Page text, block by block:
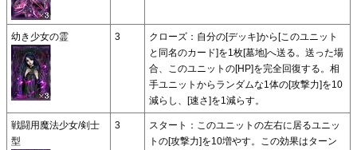
幼き少女の霊 3
クローズ：自分の[デッキ]から[このユニット
と同名のカード]を1枚[墓地]へ送る。送った場
合、このユニットの[HP]を完全回復する。相
手ユニットからランダムな1体の[攻撃力]を10
減らし、[速さ]を1減らす。
戦闘用魔法少女/剣士
型
3
スタート：このユニットの左右に居るユニッ
トの[攻撃力]を10増やす。この効果はターン